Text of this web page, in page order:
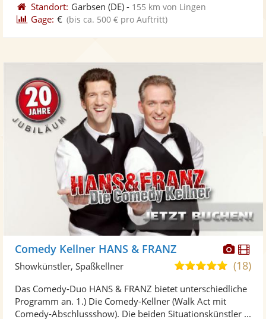
Standort: Garbsen (DE) - 155 km von Lingen
Gage: € (bis ca. 500 € pro Auftritt)
Fotos
Comedy Kellner HANS & FRANZ
4,9
5
Sternen
(18)
Showkünstler, Spaßkellner
Das Comedy-Duo HANS & FRANZ bietet unterschiedliche
Programm an. 1.) Die Comedy-Kellner (Walk Act mit
Comedy-Abschlussshow). Die beiden Situationskünstler ...